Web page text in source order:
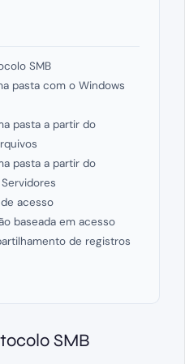
SMB
pasta com o Windows
pasta a partir do
pasta a partir do
acesso
baseada em acesso
de registros
SMB